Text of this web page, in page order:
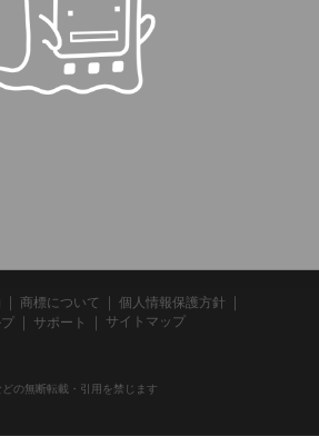
商標について
個人情報保護方針
サポート サイトマップ
の無断転載・引用を禁じます